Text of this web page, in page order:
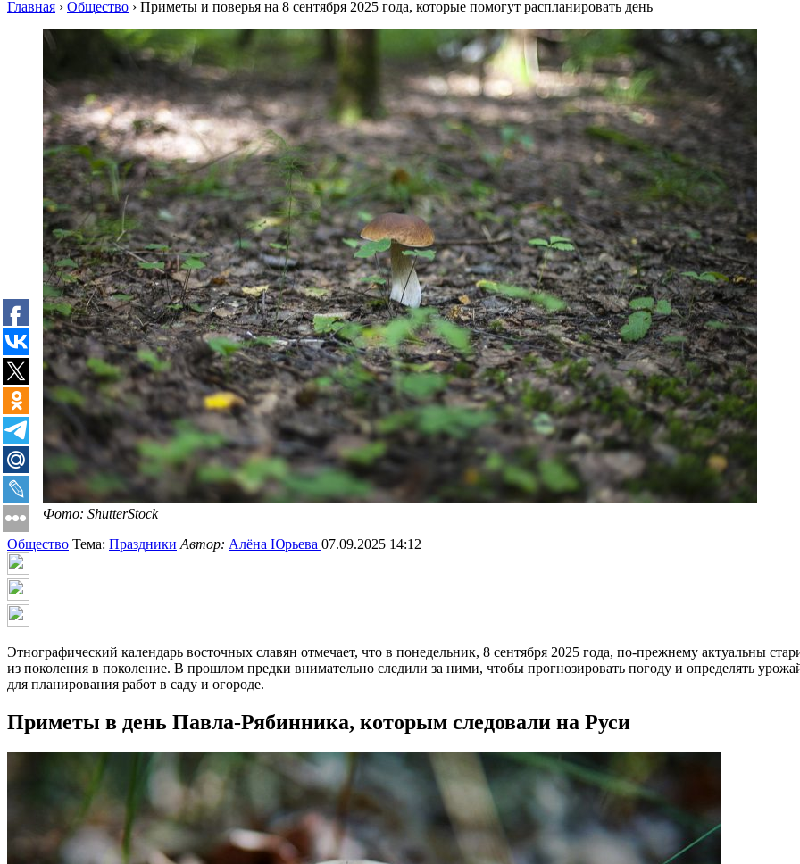
Главная › Общество › Приметы и поверья на 8 сентября 2025 года, которые помогут распланировать день
Фото: ShutterStock
Общество Тема: Праздники Автор: Алёна Юрьева 07.09.2025 14:12
Этнографический календарь восточных славян отмечает, что в понедельник, 8 сентября 2025 года, по-прежнему актуальны
из поколения в поколение. В прошлом предки внимательно следили за ними, чтобы прогнозировать погоду и определять
для планирования работ в саду и огороде.
Приметы в день Павла-Рябинника, которым следовали на Руси